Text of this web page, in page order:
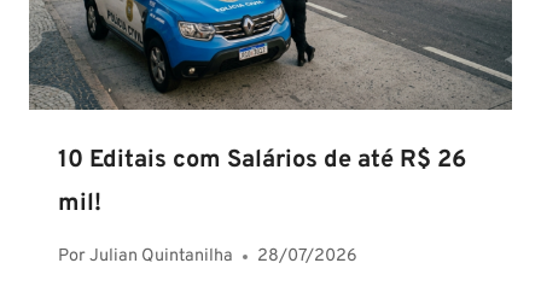
10 Editais com Salários de até R$ 26
mil!
PorJulian Quintanilha 28/07/2026